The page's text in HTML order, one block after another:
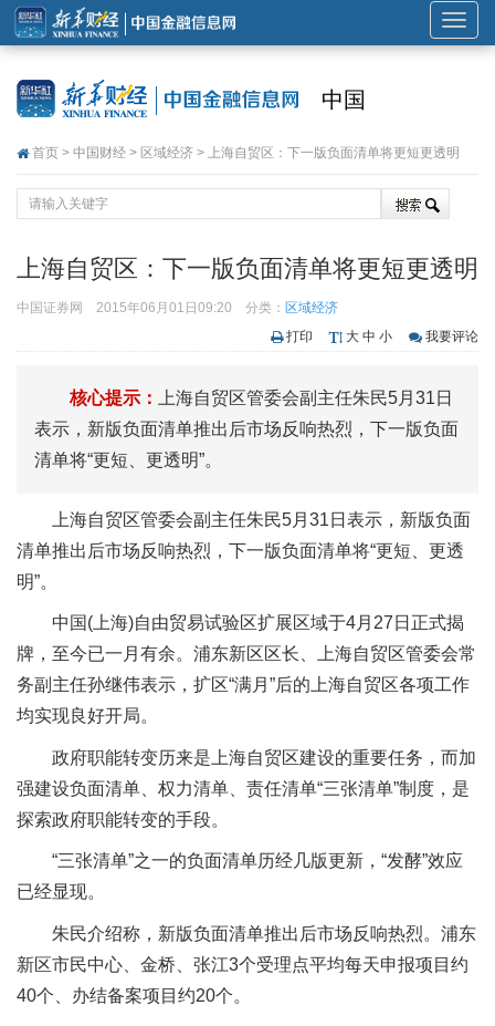
展
开
导
中国
首页 > 中国财经 > 区域经济 > 上海自贸区：下一版负面清单将更短更透明
上海自贸区：下一版负面清单将更短更透明
中国证券网 2015年06月01日09:20 分类： 区域经济
打印
大 中 小 我要评论
核心提示：
上海自贸区管委会副主任朱民5月31日
表示，新版负面清单推出后市场反响热烈，下一版负面
清单将“更短、更透明”。
上海自贸区管委会副主任朱民5月31日表示，新版负面
清单推出后市场反响热烈，下一版负面清单将“更短、更透
明”。
中国(上海)自由贸易试验区扩展区域于4月27日正式揭
牌，至今已一月有余。浦东新区区长、上海自贸区管委会常
务副主任孙继伟表示，扩区“满月”后的上海自贸区各项工作
均实现良好开局。
政府职能转变历来是上海自贸区建设的重要任务，而加
强建设负面清单、权力清单、责任清单“三张清单”制度，是
探索政府职能转变的手段。
“三张清单”之一的负面清单历经几版更新，“发酵”效应
已经显现。
朱民介绍称，新版负面清单推出后市场反响热烈。浦东
新区市民中心、金桥、张江3个受理点平均每天申报项目约
40个、办结备案项目约20个。